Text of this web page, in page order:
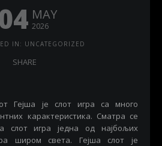
MAY
2026
IN: UNCATEGORIZED
SHARE
Гејша је слот игра са много
карактеристика. Сматра се
слот игра једна од најбољих
широм света. Гејша слот је